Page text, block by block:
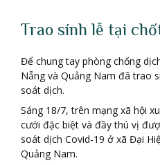
Trao sính lễ tại
Để chung tay phòng chống
Nẵng và Quảng Nam đã trao
soát dịch.
Sáng 18/7, trên mạng xã hội
cưới đặc biệt và đầy thú vị
soát dịch Covid-19 ở xã Đại
Quảng Nam.